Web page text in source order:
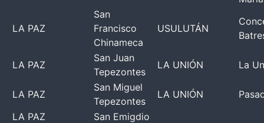
LA PAZ
San
Francisco
Chinameca
USULUTÁN
LA PAZ
San Juan
Tepezontes
LA UNIÓN La
LA PAZ
San Miguel
Tepezontes
LA UNIÓN
LA PAZ
San Emigdio